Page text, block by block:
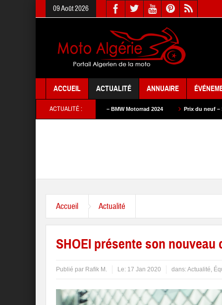
09 Août 2026
ACCUEIL ACTUALITÉ ANNUAIRE
ACTUALITÉ :
Prix du neuf – BMW Motorrad 2024 Prix du neuf – SAM Cycle 2024
Accueil Actualité
SHOEI présente son nouveau
Publié par Rafik M. Le: 17 Jan 2020 dans:Actualité,